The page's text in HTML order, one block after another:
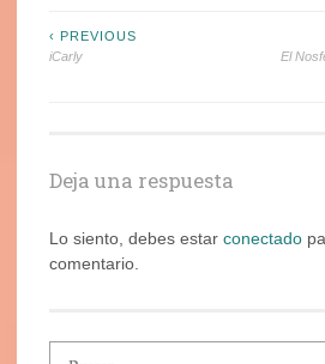
Navegación
‹ PREVIOUS
iCarly
El
Deja una respuesta
Lo siento, debes estar conectado
comentario.